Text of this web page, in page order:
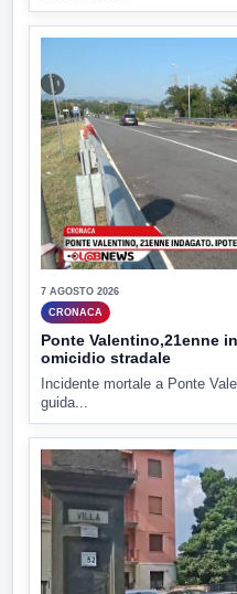
7 AGOSTO 2026
CRONACA
Ponte Valentino,21enne
omicidio stradale
Incidente mortale a Ponte
guida...